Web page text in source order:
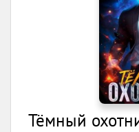
Тёмный